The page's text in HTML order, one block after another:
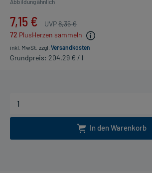
Abbildung ähnlich
7,15 € UVP8,35 €
72 PlusHerzen sammeln
inkl. MwSt. zzgl. Versandkosten
Grundpreis: 204,29 € / l
In den Warenkorb